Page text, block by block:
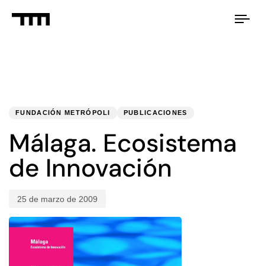
FUNDACIÓN METRÓPOLI PUBLICACIONES
Málaga. Ecosistema
de Innovación
25 de marzo de 2009